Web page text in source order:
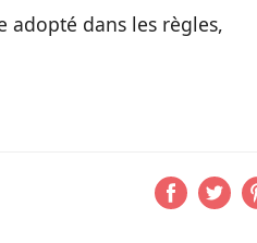
adopté dans les règles,